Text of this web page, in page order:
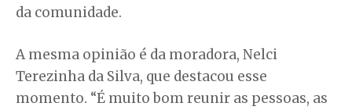
da comunidade.
A mesma opinião é da moradora, Nelci
Terezinha da Silva, que destacou esse
momento. “É muito bom reunir as pessoas, as